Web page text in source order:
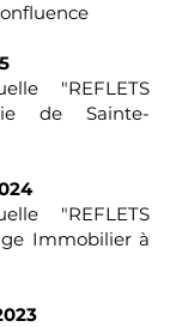
"REFLETS
de Sainte-
"REFLETS
Immobilier à
2023